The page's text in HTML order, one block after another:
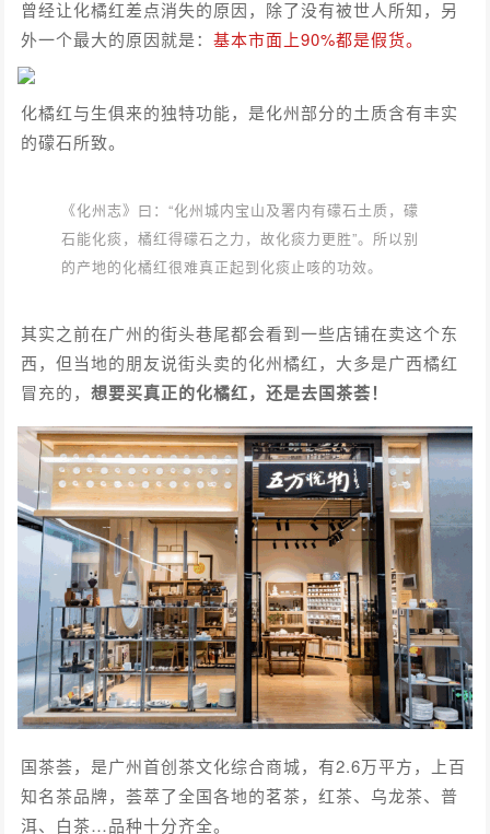
曾经让化橘红差点消失的原因，除了没有被世人所知，另
外一个最大的原因就是：基本市面上90%都是假货。
化橘红与生俱来的独特功能，是化州部分的土质含有丰实
的礞石所致。
《化州志》曰：“化州城内宝山及署内有礞石土质，礞
石能化痰，橘红得礞石之力，故化痰力更胜”。所以别
的产地的化橘红很难真正起到化痰止咳的功效。
其实之前在广州的街头巷尾都会看到一些店铺在卖这个东
西，但当地的朋友说街头卖的化州橘红，大多是广西橘红
冒充的，想要买真正的化橘红，还是去国茶荟！
国茶荟，是广州首创茶文化综合商城，有2.6万平方，上百
知名茶品牌，荟萃了全国各地的茗茶，红茶、乌龙茶、普
洱、白茶…品种十分齐全。